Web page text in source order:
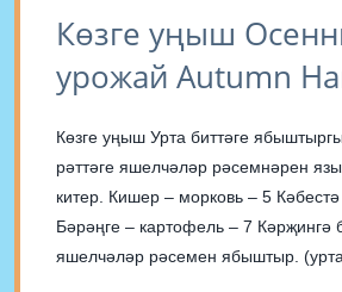
Көзге уңыш
урожай Autumn
Көзге уңыш Урта биттәге ябыштыргычлар ярдәмендә
рәттәге яшелчәләр рәсемнәрен
китер. Кишер – морковь – 5 Кәбестә – капуста – 3
Бәрәңге – картофель – 7 Кәрҗингә бары тик
яшелчәләр рәсемен ябыштыр. (урта